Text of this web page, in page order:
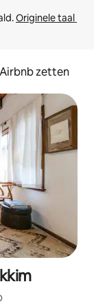
Originele taal
zetten